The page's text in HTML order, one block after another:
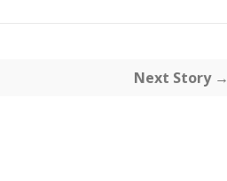
Next Story →